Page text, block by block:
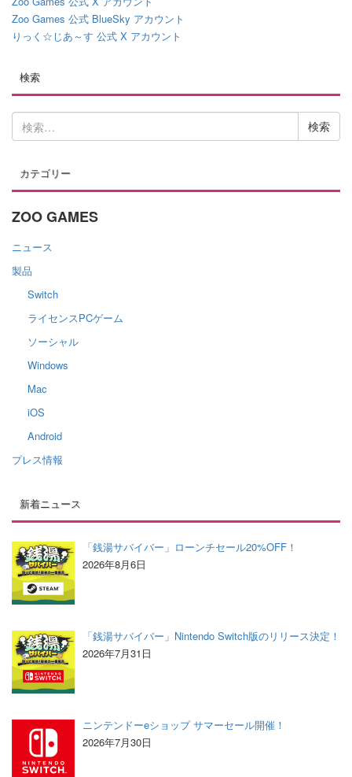
Zoo Games 公式 BlueSky アカウント
りっく☆じあ～す 公式 X アカウント
検索
検
索:
カテゴリー
ZOO GAMES
ニュース
製品
Switch
ライセンスPCゲーム
ソーシャル
Windows
Mac
iOS
Android
プレス情報
新着ニュース
「銭湯サバイバー」ローンチセール20%OFF！
2026年8月6日
「銭湯サバイバー」Nintendo Switch版のリリース決定！
2026年7月31日
ニンテンドーeショップ サマーセール開催！
2026年7月30日